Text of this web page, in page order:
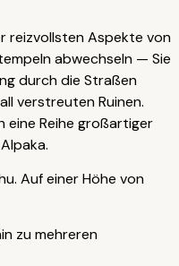
reizvollsten Aspekte von
abwechseln — Sie
durch die Straßen
verstreuten Ruinen.
eine Reihe großartiger
Auf einer Höhe von
zu mehreren